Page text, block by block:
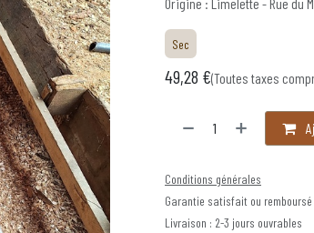
Sec
49,28 €(Toutes taxes
Conditions générales
Garantie satisfait ou
Livraison : 2-3 jours ouvrables